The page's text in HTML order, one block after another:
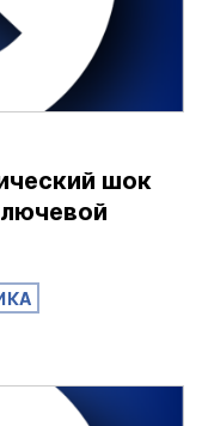
шок